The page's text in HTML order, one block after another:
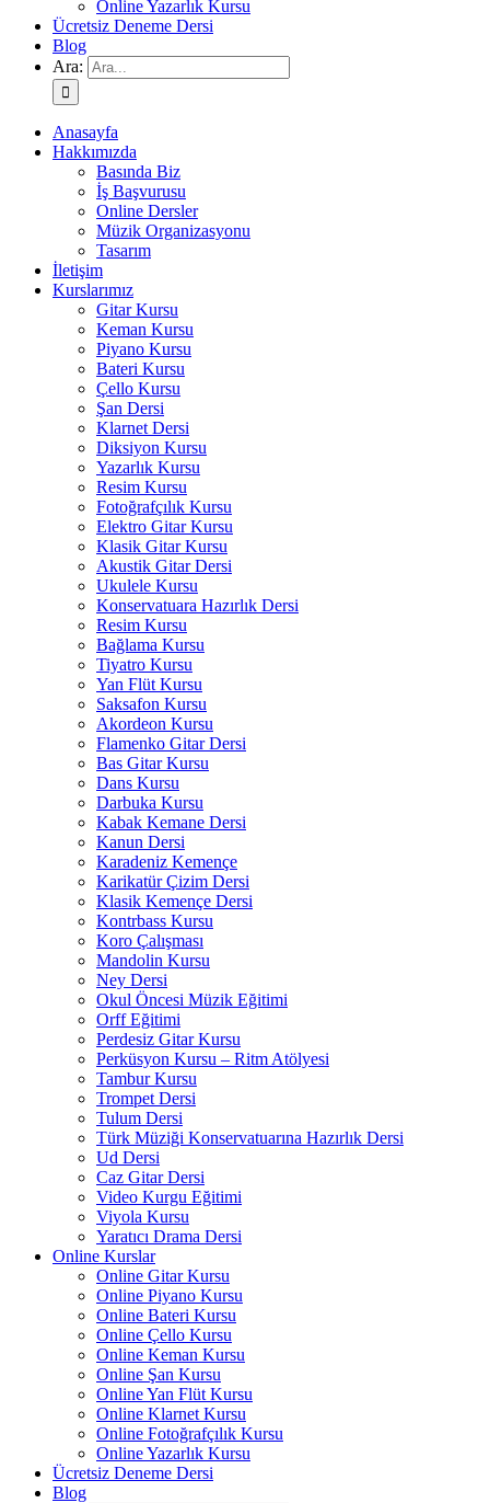
Online Yazarlık Kursu
Ücretsiz Deneme Dersi
Blog
Ara:
Anasayfa
Hakkımızda
Basında Biz
İş Başvurusu
Online Dersler
Müzik Organizasyonu
Tasarım
İletişim
Kurslarımız
Gitar Kursu
Keman Kursu
Piyano Kursu
Bateri Kursu
Çello Kursu
Şan Dersi
Klarnet Dersi
Diksiyon Kursu
Yazarlık Kursu
Resim Kursu
Fotoğrafçılık Kursu
Elektro Gitar Kursu
Klasik Gitar Kursu
Akustik Gitar Dersi
Ukulele Kursu
Konservatuara Hazırlık Dersi
Resim Kursu
Bağlama Kursu
Tiyatro Kursu
Yan Flüt Kursu
Saksafon Kursu
Akordeon Kursu
Flamenko Gitar Dersi
Bas Gitar Kursu
Dans Kursu
Darbuka Kursu
Kabak Kemane Dersi
Kanun Dersi
Karadeniz Kemençe
Karikatür Çizim Dersi
Klasik Kemençe Dersi
Kontrbass Kursu
Koro Çalışması
Mandolin Kursu
Ney Dersi
Okul Öncesi Müzik Eğitimi
Orff Eğitimi
Perdesiz Gitar Kursu
Perküsyon Kursu – Ritm Atölyesi
Tambur Kursu
Trompet Dersi
Tulum Dersi
Türk Müziği Konservatuarına Hazırlık Dersi
Ud Dersi
Caz Gitar Dersi
Video Kurgu Eğitimi
Viyola Kursu
Yaratıcı Drama Dersi
Online Kurslar
Online Gitar Kursu
Online Piyano Kursu
Online Bateri Kursu
Online Çello Kursu
Online Keman Kursu
Online Şan Kursu
Online Yan Flüt Kursu
Online Klarnet Kursu
Online Fotoğrafçılık Kursu
Online Yazarlık Kursu
Ücretsiz Deneme Dersi
Blog